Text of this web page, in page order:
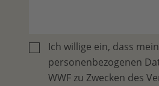
Ich willige ein, dass
personenbezogenen
WWF zu Zwecken des